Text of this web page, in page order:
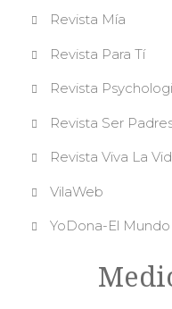
Revista Mía
Revista Para Tí
Revista
Revista Ser
Revista Viva La
VilaWeb
YoDona-El Mundo